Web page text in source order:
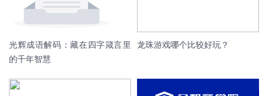
光辉成语解码：藏在四字箴言里
的千年智慧
龙珠游戏哪个比较好玩？